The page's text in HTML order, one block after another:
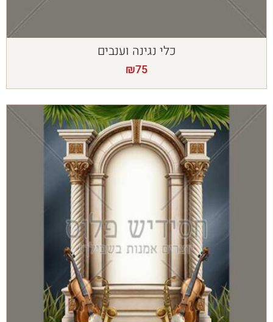
כלי נגינה וענבים
₪75